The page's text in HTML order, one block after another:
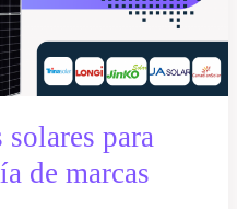
para
de marcas